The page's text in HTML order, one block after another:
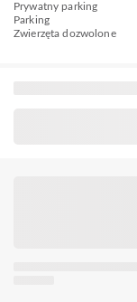
Prywatny parking
Parking
Zwierzęta dozwolone